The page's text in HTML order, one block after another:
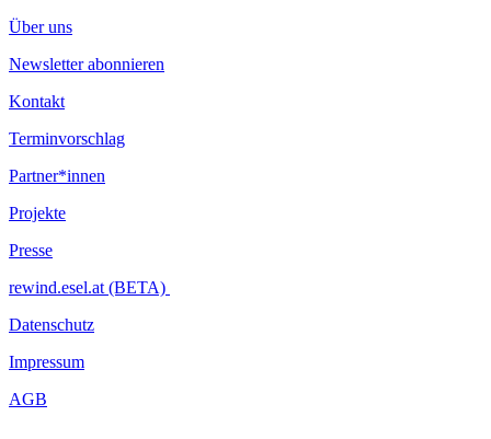
Über uns
Newsletter abonnieren
Kontakt
Terminvorschlag
Partner*innen
Projekte
Presse
rewind.esel.at (BETA)
Datenschutz
Impressum
AGB